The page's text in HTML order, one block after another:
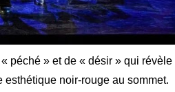
péché » et de « désir » qui révèle
noir-rouge au sommet.